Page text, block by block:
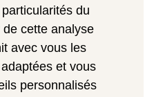
du
cette analyse
avec vous les
et vous
personnalisés